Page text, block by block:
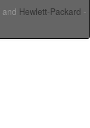
and Hewlett-Packard -